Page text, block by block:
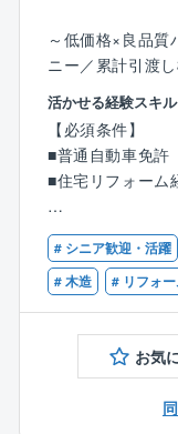
■スーパーフレッ
フレックス制度
の範囲で、社員
間を自由に決め
同社は、コアタ
いスーパーフレ
■リモートワー
業務内容によっ
可能です。情報
■ビジネスカジュ
ビジネスシーン
～低価格×良品質
ニー／累計引渡
0～20h程度／充
■業務詳細：
メンテナンス、
事です。
同社で建築され
せる工事やリフ
増改築、省エネ
同社では住宅引
かの確認を行っ
薬をまいたり、
を行います。
リフォーム営業
最適な補償工事
活かせる経験スキル
【必須条件】
■普通自動車免許
■住宅リフォーム
【歓迎条件】
■１級建築施工管
ちの方
■２級建築施工管
の方
# シニア歓迎・活躍
# 木造
# リフォ
お気